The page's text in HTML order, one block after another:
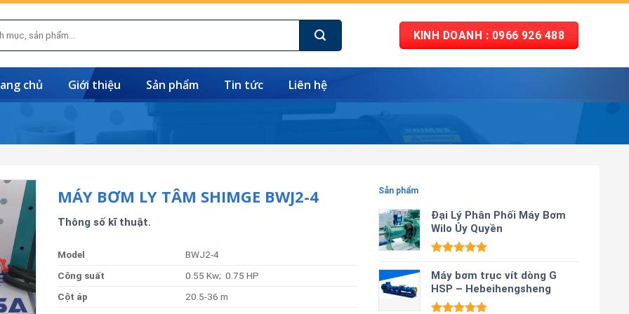
KINH DOANH : 0966 926 488
chủ Giới thiệu Sản phẩm Tin tức Liên hệ
Sản phẩm
Đại Lý Phân Phối Máy Bơm
Wilo Ủy Quyền
hạng5.00
5 sao
Máy bơm trục vít dòng G
HSP – Hebeihengsheng
MÁY BƠM LY TÂM SHIMGE BWJ2-4
Thông số kĩ thuật.
Model
BWJ2-4
Công suất
0.55 Kw; 0.75 HP
Cột áp
20.5-36 m